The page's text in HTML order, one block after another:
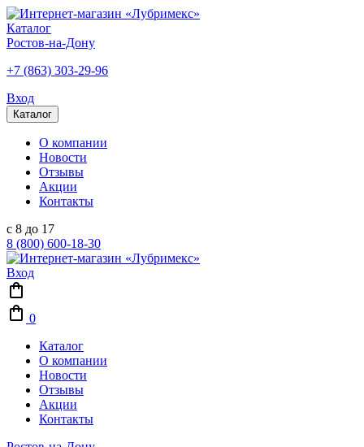
Каталог
Ростов-на-Дону
+7 (863) 303-29-96
Вход
Каталог
О компании
Новости
Отзывы
Акции
Контакты
с 8 до 17
8 (800) 600-18-30
Вход
0
Каталог
О компании
Новости
Отзывы
Акции
Контакты